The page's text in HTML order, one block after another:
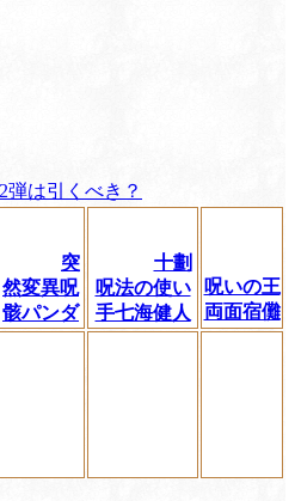
は引くべき？
突
然変異呪
骸パンダ
十劃
呪法の使い
手七海健人
呪いの王
両面宿儺